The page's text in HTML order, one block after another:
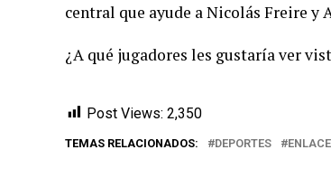
central que ayude a Nicolás Freire
¿A qué jugadores les gustaría ver
Post Views: 2,350
TEMAS RELACIONADOS: DEPORTES